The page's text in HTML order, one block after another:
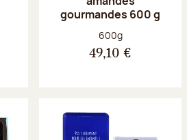
gourmandes 600 g
Poids net :
600g
49,10 €